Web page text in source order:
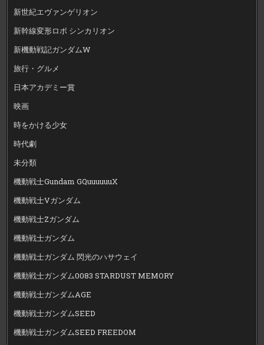
新世紀エヴァンゲリオン
新幹線変形ロボ シンカリオン
新機動戦記ガンダムW
旅行・グルメ
日本アカデミー賞
映画
時をかける少女
時代劇
未分類
機動戦士Gundam GQuuuuuuX
機動戦士Vガンダム
機動戦士Zガンダム
機動戦士ガンダム
機動戦士ガンダム 閃光のハサウェイ
機動戦士ガンダム0083 STARDUST MEMORY
機動戦士ガンダムAGE
機動戦士ガンダムSEED
機動戦士ガンダムSEED FREEDOM